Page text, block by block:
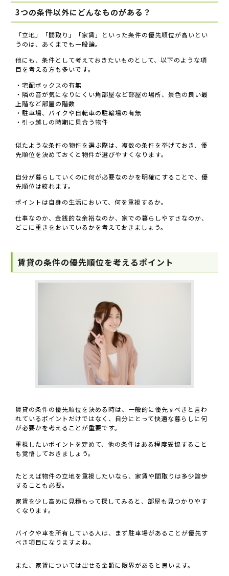
3つの条件以外にどんなものがある？
「立地」「間取り」「家賃」といった条件の優先順位が高いとい
うのは、あくまでも一般論。
他にも、条件として考えておきたいものとして、以下のような項
目を考える方も多いです。
・宅配ボックスの有無
・隣の音が気になりにくい角部屋など部屋の場所、景色の良い最
上階など部屋の階数
・駐車場、バイクや自転車の駐輪場の有無
・引っ越しの時期に見合う物件
似たような条件の物件を選ぶ際は、複数の条件を挙げておき、優
先順位を決めておくと物件が選びやすくなります。
自分が暮らしていくのに何が必要なのかを明確にすることで、優
先順位は絞れます。
ポイントは自身の生活において、何を重視するか。
仕事なのか、金銭的な余裕なのか、家での暮らしやすさなのか、
どこに重きをおいているかを考えておきましょう。
賃貸の条件の優先順位を考えるポイント
賃貸の条件の優先順位を決める時は、一般的に優先すべきと言わ
れているポイントだけではなく、自分にとって快適な暮らしに何
が必要かを考えることが重要です。
重視したいポイントを定めて、他の条件はある程度妥協すること
も覚悟しておきましょう。
たとえば物件の立地を重視したいなら、家賃や間取りは多少譲歩
することも必要。
家賃を少し高めに見積もって探してみると、部屋も見つかりやす
くなります。
バイクや車を所有している人は、まず駐車場があることが優先す
べき項目になりますよね。
また、家賃については出せる金額に限界があると思います。